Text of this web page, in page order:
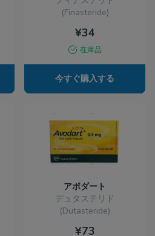
(Finasteride)
¥34
在庫品
今すぐ購入する
アボダート
デュタステリド
(Dutasteride)
¥73